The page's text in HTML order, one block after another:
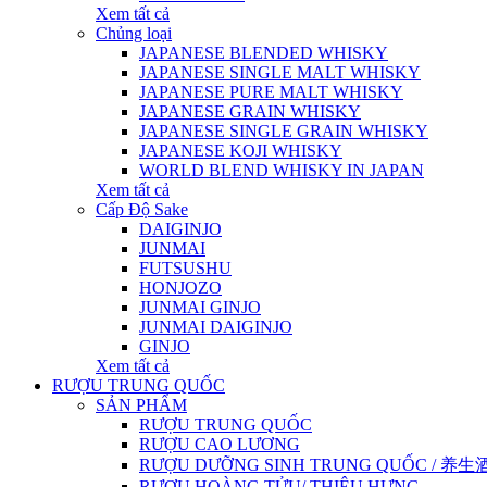
Xem tất cả
Chủng loại
JAPANESE BLENDED WHISKY
JAPANESE SINGLE MALT WHISKY
JAPANESE PURE MALT WHISKY
JAPANESE GRAIN WHISKY
JAPANESE SINGLE GRAIN WHISKY
JAPANESE KOJI WHISKY
WORLD BLEND WHISKY IN JAPAN
Xem tất cả
Cấp Độ Sake
DAIGINJO
JUNMAI
FUTSUSHU
HONJOZO
JUNMAI GINJO
JUNMAI DAIGINJO
GINJO
Xem tất cả
RƯỢU TRUNG QUỐC
SẢN PHẨM
RƯỢU TRUNG QUỐC
RƯỢU CAO LƯƠNG
RƯỢU DƯỠNG SINH TRUNG QUỐC / 养生